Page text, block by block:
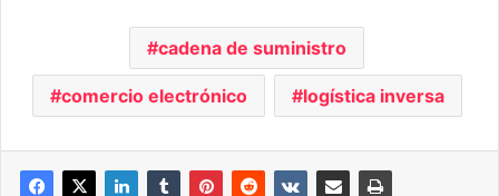
cadena de suministro
comercio electrónico logística inversa